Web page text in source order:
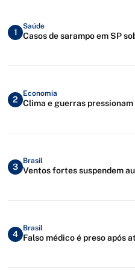
1
Saúde
Casos de sarampo em SP
2
Economia
Clima e guerras
3
Brasil
Ventos fortes suspendem
4
Brasil
Falso médico é preso após